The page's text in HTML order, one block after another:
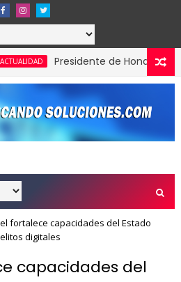
Presidente de Honduras
Dominicana 2026
fortalece capacidades del Estado
digitales
capacidades del